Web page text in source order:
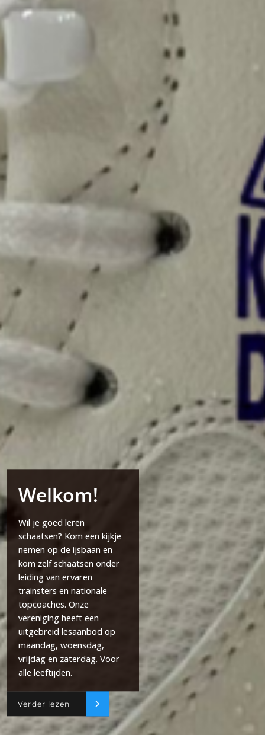
Welkom!
Wil je goed leren
schaatsen? Kom een kijkje
nemen op de ijsbaan en
kom zelf schaatsen onder
leiding van ervaren
trainsters en nationale
topcoaches. Onze
vereniging heeft een
uitgebreid lesaanbod op
maandag, woensdag,
vrijdag en zaterdag. Voor
alle leeftijden.
Verder lezen